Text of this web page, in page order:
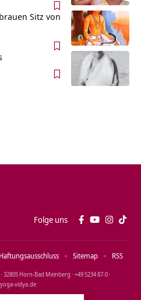
Sitz von
Folge uns
Horn‑Bad Meinberg · +49 5234 87‑0 ·
Haftungsausschluss Sitemap RSS